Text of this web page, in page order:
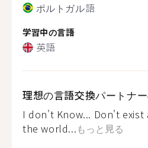
ポルトガル語
学習中の言語
英語
理想の言語交換パートナ
I don't Know... Don't exist
the world...もっと見る